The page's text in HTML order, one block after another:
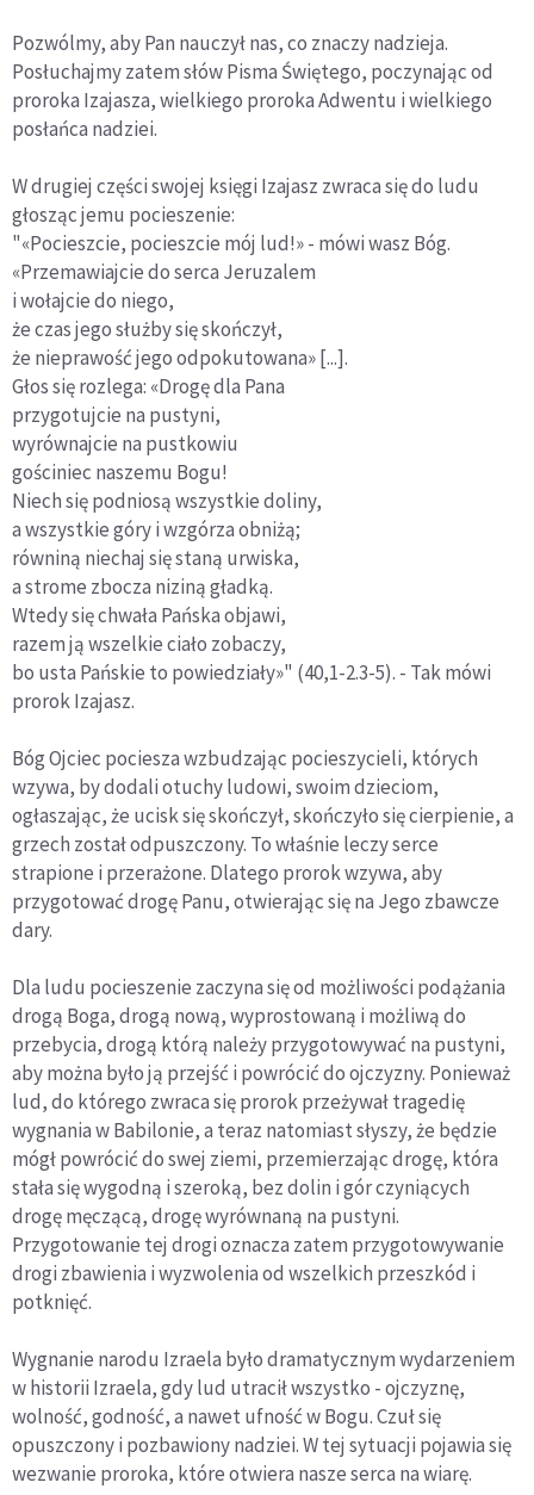
Pozwólmy, aby Pan nauczył nas, co znaczy nadzieja.
Posłuchajmy zatem słów Pisma Świętego, poczynając od
proroka Izajasza, wielkiego proroka Adwentu i wielkiego
posłańca nadziei.
W drugiej części swojej księgi Izajasz zwraca się do ludu
głosząc jemu pocieszenie:
"«Pocieszcie, pocieszcie mój lud!» - mówi wasz Bóg.
«Przemawiajcie do serca Jeruzalem
i wołajcie do niego,
że czas jego służby się skończył,
że nieprawość jego odpokutowana» [...].
Głos się rozlega: «Drogę dla Pana
przygotujcie na pustyni,
wyrównajcie na pustkowiu
gościniec naszemu Bogu!
Niech się podniosą wszystkie doliny,
a wszystkie góry i wzgórza obniżą;
równiną niechaj się staną urwiska,
a strome zbocza niziną gładką.
Wtedy się chwała Pańska objawi,
razem ją wszelkie ciało zobaczy,
bo usta Pańskie to powiedziały»" (40,1-2.3-5). - Tak mówi
prorok Izajasz.
Bóg Ojciec pociesza wzbudzając pocieszycieli, których
wzywa, by dodali otuchy ludowi, swoim dzieciom,
ogłaszając, że ucisk się skończył, skończyło się cierpienie, a
grzech został odpuszczony. To właśnie leczy serce
strapione i przerażone. Dlatego prorok wzywa, aby
przygotować drogę Panu, otwierając się na Jego zbawcze
dary.
Dla ludu pocieszenie zaczyna się od możliwości podążania
drogą Boga, drogą nową, wyprostowaną i możliwą do
przebycia, drogą którą należy przygotowywać na pustyni,
aby można było ją przejść i powrócić do ojczyzny. Ponieważ
lud, do którego zwraca się prorok przeżywał tragedię
wygnania w Babilonie, a teraz natomiast słyszy, że będzie
mógł powrócić do swej ziemi, przemierzając drogę, która
stała się wygodną i szeroką, bez dolin i gór czyniących
drogę męczącą, drogę wyrównaną na pustyni.
Przygotowanie tej drogi oznacza zatem przygotowywanie
drogi zbawienia i wyzwolenia od wszelkich przeszkód i
potknięć.
Wygnanie narodu Izraela było dramatycznym wydarzeniem
w historii Izraela, gdy lud utracił wszystko - ojczyznę,
wolność, godność, a nawet ufność w Bogu. Czuł się
opuszczony i pozbawiony nadziei. W tej sytuacji pojawia się
wezwanie proroka, które otwiera nasze serca na wiarę.